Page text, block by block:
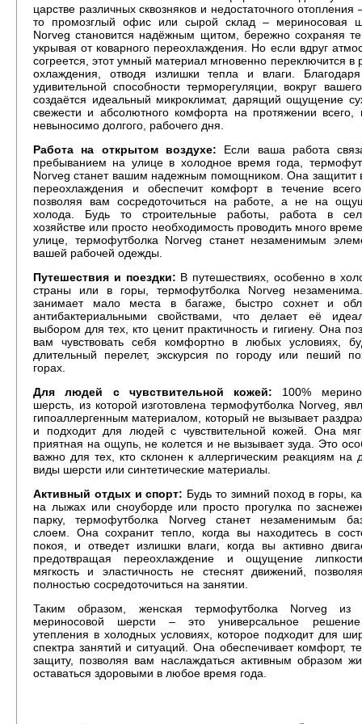
царстве различных сквозняков и недостаточного отопления
то промозглый офис или сырой склад – мериносовая
Norveg становится надёжным щитом, бережно сохраняя
укрывая от коварного переохлаждения. Но если вдруг
согреется, этот умный материал мгновенно переключится в
охлаждения, отводя излишки тепла и влаги.
удивительной способности терморегуляции, вокруг
создаётся идеальный микроклимат, дарящий ощущение
свежести и абсолютного комфорта на протяжении всего,
невыносимо долгого, рабочего дня.
Работа на открытом воздухе: Если ваша работа
пребыванием на улице в холодное время года,
Norveg станет вашим надежным помощником. Она защитит
переохлаждения и обеспечит комфорт в течение
позволяя вам сосредоточиться на работе, а не на
холода. Будь то строительные работы, работа в
хозяйстве или просто необходимость проводить много
улице, термофутболка Norveg станет незаменимым
вашей рабочей одежды.
Путешествия и поездки: В путешествиях, особенно в
страны или в горы, термофутболка Norveg
занимает мало места в багаже, быстро сохнет и
антибактериальными свойствами, что делает её
выбором для тех, кто ценит практичность и гигиену. Она
вам чувствовать себя комфортно в любых условиях,
длительный перелет, экскурсия по городу или пеший
горах.
Для людей с чувствительной кожей: 100%
шерсть, из которой изготовлена термофутболка Norveg,
гипоаллергенным материалом, который не вызывает
и подходит для людей с чувствительной кожей. Она
приятная на ощупь, не колется и не вызывает зуда. Это
важно для тех, кто склонен к аллергическим реакциям на
виды шерсти или синтетические материалы.
Активный отдых и спорт: Будь то зимний поход в горы,
на лыжах или сноуборде или просто прогулка по
парку, термофутболка Norveg станет незаменимым
слоем. Она сохранит тепло, когда вы находитесь в
покоя, и отведет излишки влаги, когда вы активно
предотвращая переохлаждение и ощущение
мягкость и эластичность не стеснят движений,
полностью сосредоточиться на занятии.
Таким образом, женская термофутболка Norveg из
мериносовой шерсти – это универсальное
утепления в холодных условиях, которое подходит для
спектра занятий и ситуаций. Она обеспечивает комфорт,
защиту, позволяя вам наслаждаться активным образом
оставаться здоровыми в любое время года.